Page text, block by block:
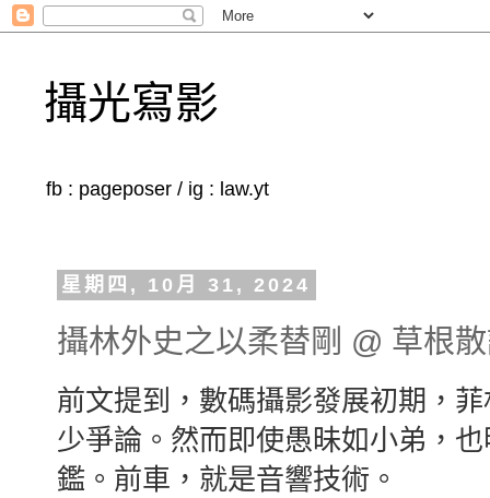
攝光寫影
fb : pageposer / ig : law.yt
星期四, 10月 31, 2024
攝林外史之以柔替剛 @ 草根
前文提到，數碼攝影發展初期，
少爭論。然而即使愚昧如小弟，
鑑。前車，就是音響技術。